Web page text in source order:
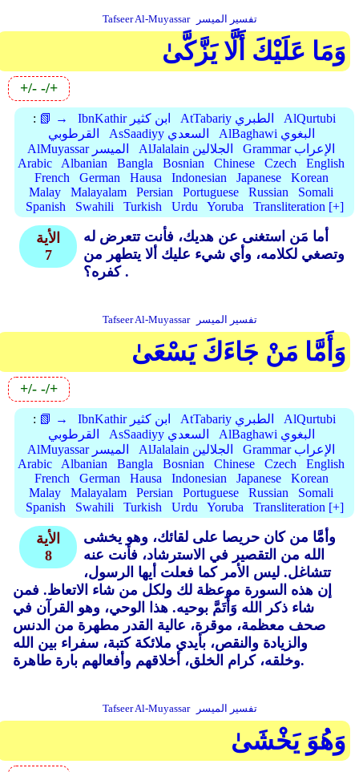
Tafseer Al-Muyassar تفسير الميسر
وَمَا عَلَيْكَ أَلَّا يَزَّكَّىٰ
+/- -/+
: 📗 → IbnKathir ابن كثير AtTabariy الطبري
AlQurtubi
القرطوبي
AsSaadiyy السعدي
AlBaghawi البغوي
AlMuyassar الميسر
AlJalalain الجلالين
Grammar الإعراب
Arabic
Albanian Bangla Bosnian Chinese Czech
English
French
German Hausa Indonesian Japanese
Korean
Malay
Malayalam Persian Portuguese Russian
Somali
Spanish
Swahili Turkish Urdu Yoruba Transliteration [+]
الأية
7
أما مَن استغنى عن هديك، فأنت تتعرض له
وتصغي لكلامه، وأي شيء عليك ألا يتطهر من
كفره؟ .
Tafseer Al-Muyassar تفسير الميسر
وَأَمَّا مَنْ جَاءَكَ يَسْعَىٰ
+/- -/+
: 📗 → IbnKathir ابن كثير AtTabariy الطبري
AlQurtubi
القرطوبي
AsSaadiyy السعدي
AlBaghawi البغوي
AlMuyassar الميسر
AlJalalain الجلالين
Grammar الإعراب
Arabic
Albanian Bangla Bosnian Chinese Czech
English
French
German Hausa Indonesian Japanese
Korean
Malay
Malayalam Persian Portuguese Russian
Somali
Spanish
Swahili Turkish Urdu Yoruba Transliteration [+]
الأية
8
وأمَّا من كان حريصا على لقائك، وهو يخشى
الله من التقصير في الاسترشاد، فأنت عنه
تتشاغل. ليس الأمر كما فعلت أيها الرسول،
إن هذه السورة موعظة لك ولكل من شاء الاتعاظ. فمن
شاء ذكر الله وَأْتَمَّ بوحيه. هذا الوحي، وهو القرآن في
صحف معظمة، موقرة، عالية القدر مطهرة من الدنس
والزيادة والنقص، بأيدي ملائكة كتبة، سفراء بين الله
وخلقه، كرام الخلق، أخلاقهم وأفعالهم بارة طاهرة.
Tafseer Al-Muyassar تفسير الميسر
وَهُوَ يَخْشَىٰ